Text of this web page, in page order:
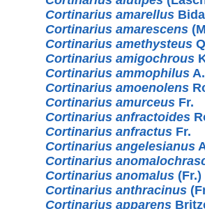
Cortinarius amarellus
Cortinarius amarescens
Cortinarius amethysteus
Cortinarius amigochrous
Cortinarius ammophilus
Cortinarius amoenolens
Cortinarius amurceus Fr.
Cortinarius anfractoides
Cortinarius anfractus Fr.
Cortinarius angelesianus
Cortinarius
Cortinarius anomalus (Fr.)
Cortinarius anthracinus
Cortinarius apparens